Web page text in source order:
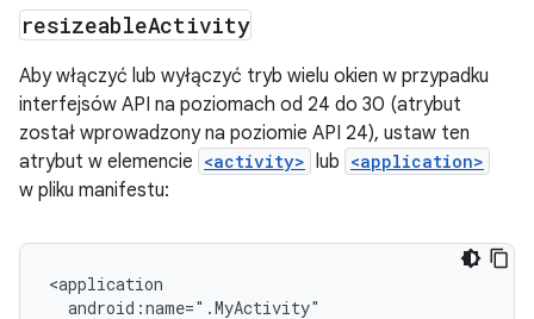
resizeableActivity
Aby włączyć lub wyłączyć tryb wielu okien w przypadku
interfejsów API na poziomach od 24 do 30 (atrybut
został wprowadzony na poziomie API 24), ustaw ten
atrybut w elemencie <activity> lub <application>
w pliku manifestu: